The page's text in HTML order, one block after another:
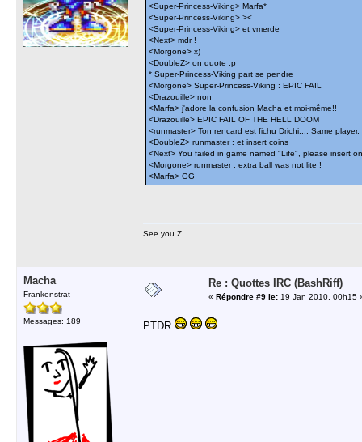
<Super-Princess-Viking> Marfa*
<Super-Princess-Viking> ><
<Super-Princess-Viking> et vmerde
<Next> mdr !
<Morgone> x)
<DoubleZ> on quote :p
* Super-Princess-Viking part se pendre
<Morgone> Super-Princess-Viking : EPIC FAIL
<Drazouille> non
<Marfa> j'adore la confusion Macha et moi-même!!
<Drazouille> EPIC FAIL OF THE HELL DOOM
<runmaster> Ton rencard est fichu Drichi.... Same
<DoubleZ> runmaster : et insert coins
<Next> You failed in game named "Life", please insert
<Morgone> runmaster : extra ball was not lite !
<Marfa> GG
See you Z.
Macha
Frankenstrat
Messages: 189
Re : Quottes IRC (BashRiff)
« Répondre #9 le: 19 Jan 2010, 00h15
PTDR